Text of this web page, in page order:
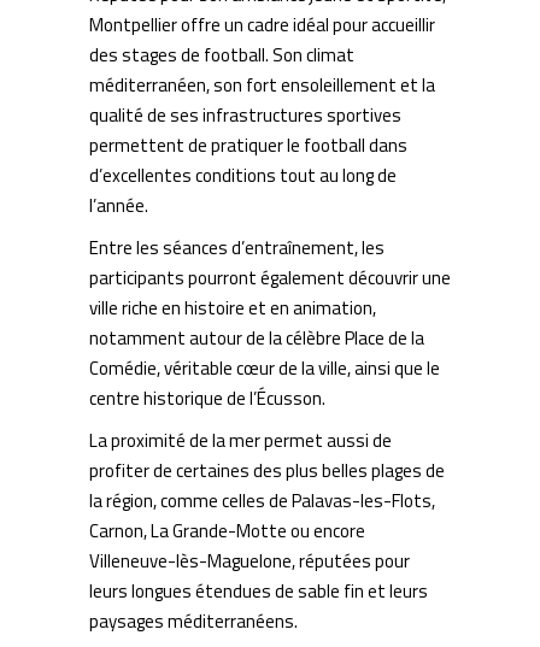
Montpellier offre un cadre idéal pour accueillir
des stages de football. Son climat
méditerranéen, son fort ensoleillement et la
qualité de ses infrastructures sportives
permettent de pratiquer le football dans
d’excellentes conditions tout au long de
l’année.
Entre les séances d’entraînement, les
participants pourront également découvrir une
ville riche en histoire et en animation,
notamment autour de la célèbre Place de la
Comédie, véritable cœur de la ville, ainsi que le
centre historique de l’Écusson.
La proximité de la mer permet aussi de
profiter de certaines des plus belles plages de
la région, comme celles de Palavas-les-Flots,
Carnon, La Grande-Motte ou encore
Villeneuve-lès-Maguelone, réputées pour
leurs longues étendues de sable fin et leurs
paysages méditerranéens.